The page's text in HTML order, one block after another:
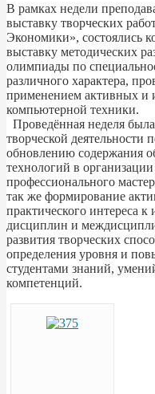
В рамках недели
выставку творческих
Экономики», состоялись
выставку методических
олимпиады по
различного характера,
применением активных и
компьютерной техники.
Проведённая неделя
творческой деятельности
обновлению содержания
технологий в организации
профессионального
так же формирование
практического интереса
дисциплин и
развития творческих
определения уровня и
студентами знаний,
компетенций.